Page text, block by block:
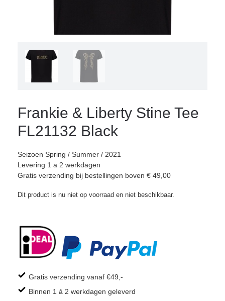
Frankie & Liberty Stine Tee
FL21132 Black
Seizoen Spring / Summer / 2021
Levering 1 a 2 werkdagen
Gratis verzending bij bestellingen boven € 49,00
Dit product is nu niet op voorraad en niet beschikbaar.
Gratis verzending vanaf €49,-
Binnen 1 á 2 werkdagen geleverd